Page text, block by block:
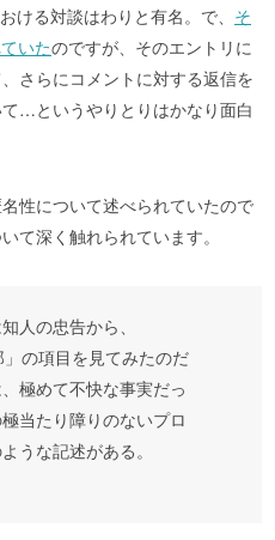
ける対談はわりと有名。で、 そ
いたのですが、そのエントリに
さらにコメントに対する返信を
…というやりとりはかなり面白
性について述べられていたので
て深く触れられています。
人の忠告から、
の項目を見てみたのだ
極めて不快な事実だっ
当たり障りのないプロ
うな記述がある。